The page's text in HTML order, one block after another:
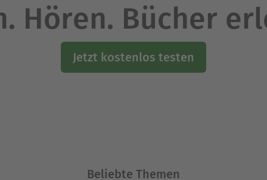
Hören. Bücher
Jetzt kostenlos testen
Beliebte Themen